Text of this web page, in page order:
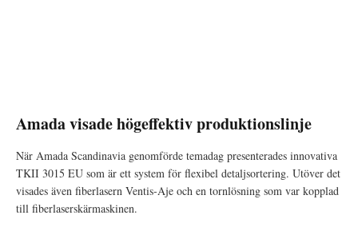
Amada visade högeffektiv produktionslinje
När Amada Scandinavia genomförde temadag presenterades innovativa
TKII 3015 EU som är ett system för flexibel detaljsortering. Utöver det
visades även fiberlasern Ventis-Aje och en tornlösning som var kopplad
till fiberlaserskärmaskinen.